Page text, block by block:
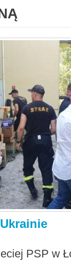
PSP w